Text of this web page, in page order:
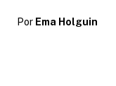
Por Ema Holguin